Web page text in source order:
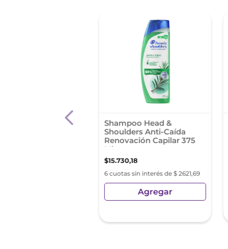
Shampoo Head &
Shoulders Anti-Caída
Renovación Capilar 375
Ml
$15.730,18
6 cuotas sin interés de $ 2621,69
Agregar